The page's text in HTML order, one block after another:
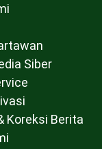
Siber
Koreksi Berita